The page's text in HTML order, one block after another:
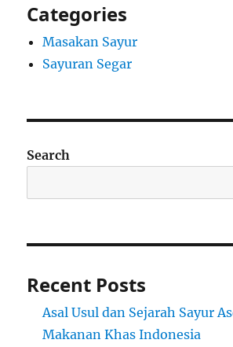
Categories
Masakan Sayur
Sayuran Segar
Search
Recent Posts
Asal Usul dan Sejarah Sayur
Makanan Khas Indonesia